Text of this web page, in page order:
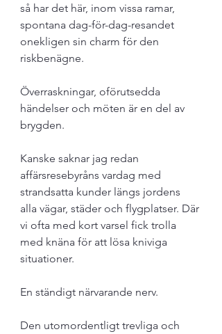
så har det här, inom vissa ramar,
spontana dag-för-dag-resandet
onekligen sin charm för den
riskbenägne.
Överraskningar, oförutsedda
händelser och möten är en del av
brygden.
Kanske saknar jag redan
affärsresebyråns vardag med
strandsatta kunder längs jordens
alla vägar, städer och flygplatser. Där
vi ofta med kort varsel fick trolla
med knäna för att lösa kniviga
situationer.
En ständigt närvarande nerv.
Den utomordentligt trevliga och